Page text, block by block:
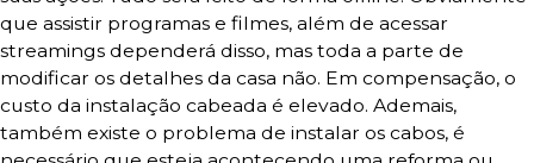
que assistir programas e filmes, além de acessar
streamings dependerá disso, mas toda a parte de
modificar os detalhes da casa não. Em compensação, o
custo da instalação cabeada é elevado. Ademais,
também existe o problema de instalar os cabos, é